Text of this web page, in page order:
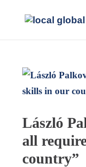
László
all
country”